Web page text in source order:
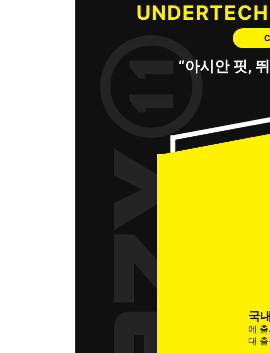
UNDERTECH
“아시안 핏,
국
에
대